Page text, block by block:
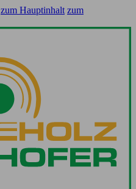
zum Hauptinhalt zum